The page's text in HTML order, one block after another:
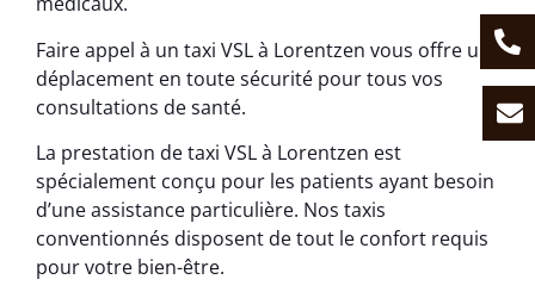
Faire appel à un taxi VSL à Lorentzen vous offre un
déplacement en toute sécurité pour tous vos
consultations de santé.
La prestation de taxi VSL à Lorentzen est
spécialement conçu pour les patients ayant besoin
d’une assistance particulière. Nos taxis
conventionnés disposent de tout le confort requis
pour votre bien-être.